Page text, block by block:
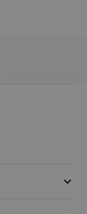
keyboard_arrow_down